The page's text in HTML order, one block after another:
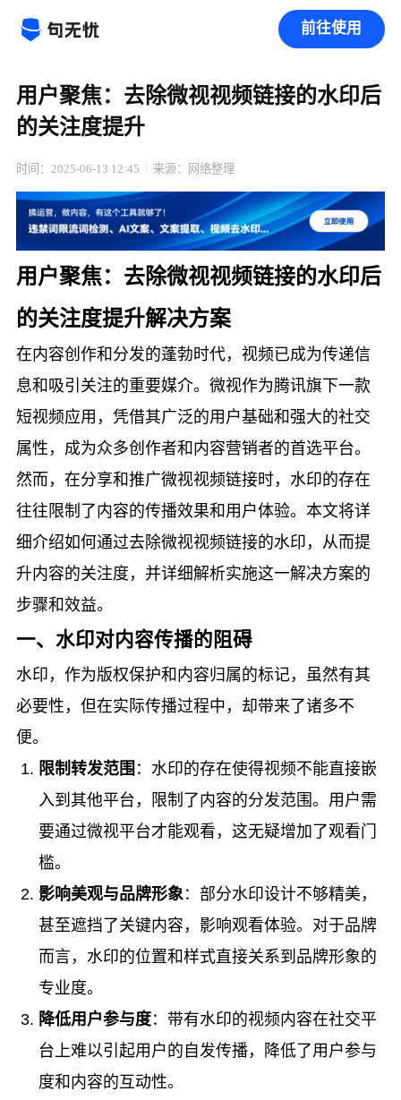
前往使用
用户聚焦：去除微视视频链接的水印后
的关注度提升
时间：2025-06-13 12:45 来源：网络整理
用户聚焦：去除微视视频链接的水印后
的关注度提升解决方案
在内容创作和分发的蓬勃时代，视频已成为传递信
息和吸引关注的重要媒介。微视作为腾讯旗下一款
短视频应用，凭借其广泛的用户基础和强大的社交
属性，成为众多创作者和内容营销者的首选平台。
然而，在分享和推广微视视频链接时，水印的存在
往往限制了内容的传播效果和用户体验。本文将详
细介绍如何通过去除微视视频链接的水印，从而提
升内容的关注度，并详细解析实施这一解决方案的
步骤和效益。
一、水印对内容传播的阻碍
水印，作为版权保护和内容归属的标记，虽然有其
必要性，但在实际传播过程中，却带来了诸多不
便。
限制转发范围 ：水印的存在使得视频不能直接嵌
入到其他平台，限制了内容的分发范围。用户需
要通过微视平台才能观看，这无疑增加了观看门
槛。
影响美观与品牌形象：部分水印设计不够精美，
甚至遮挡了关键内容，影响观看体验。对于品牌
而言，水印的位置和样式直接关系到品牌形象的
专业度。
降低用户参与度：带有水印的视频内容在社交平
台上难以引起用户的自发传播，降低了用户参与
度和内容的互动性。